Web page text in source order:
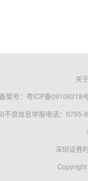
关
案号： 粤ICP备09109218
不良信息举报电话：0755-
深圳证券